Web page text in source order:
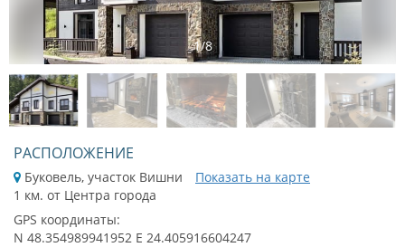
1/8
РАСПОЛОЖЕНИЕ
Буковель, участок Вишни
Показать на карте
1 км. от Центра города
GPS координаты:
N 48.354989941952 E 24.405916604247